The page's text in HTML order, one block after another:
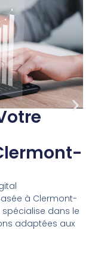
à Clermont-
spécialise dans le
adaptées aux